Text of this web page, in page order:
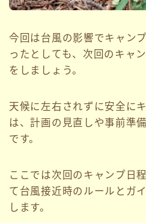
今回は台風の影響でキャン
ったとしても、次回のキャ
をしましょう。
天候に左右されずに安全に
は、計画の見直しや事前準
です。
ここでは次回のキャンプ日
て台風接近時のルールとガ
します。